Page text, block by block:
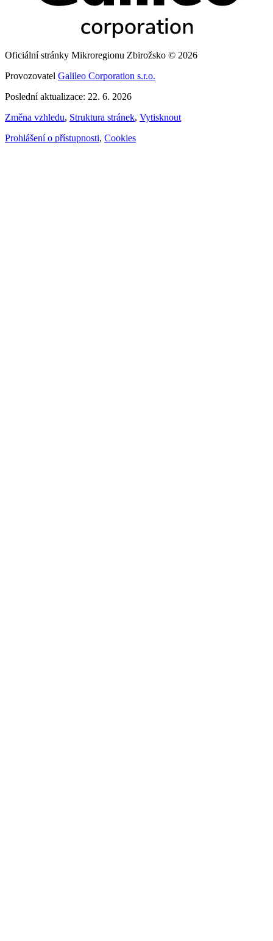
Oficiální stránky Mikroregionu Zbirožsko © 2026
Provozovatel Galileo Corporation s.r.o.
Poslední aktualizace: 22. 6. 2026
Změna vzhledu, Struktura stránek, Vytisknout
Prohlášení o přístupnosti, Cookies